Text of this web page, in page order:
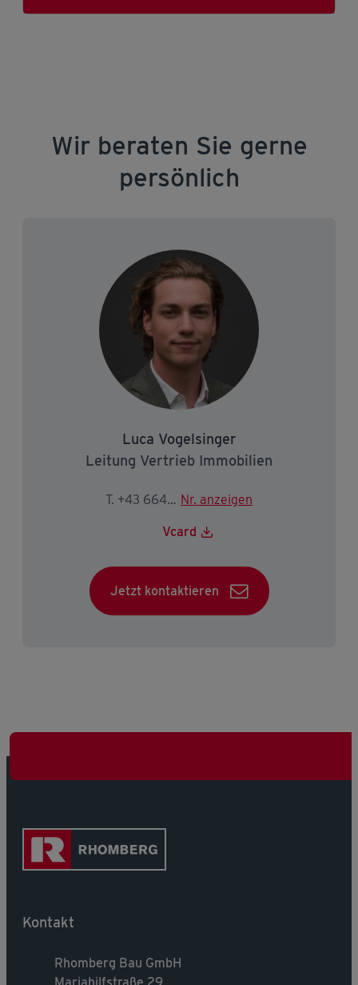
Wir beraten Sie gerne
persönlich
Luca Vogelsinger
Leitung Vertrieb Immobilien
T. +43 664 834 81 38 Nr. anzeigen
Vcard
Jetzt kontaktieren
Kontakt
Rhomberg Bau GmbH